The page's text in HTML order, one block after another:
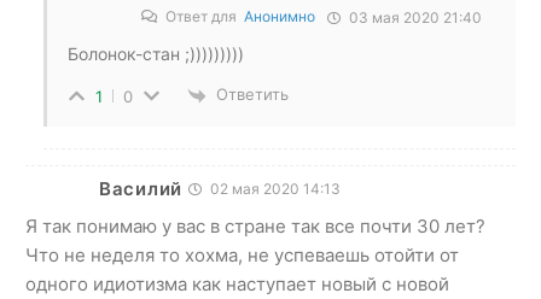
Ответ для Анонимно 03 мая 2020 21:40
Болонок-стан ;)))))))))
1 0 Ответить
Василий 02 мая 2020 14:13
Я так понимаю у вас в стране так все почти 30 лет?
Что не неделя то хохма, не успеваешь отойти от
одного идиотизма как наступает новый с новой